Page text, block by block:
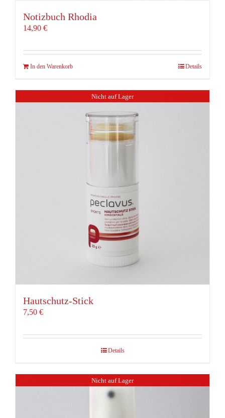
Notizbuch Rhodia
14,90 €
In den Warenkorb Details
Nicht auf Lager
Hautschutz-Stick
7,50 €
Details
Nicht auf Lager